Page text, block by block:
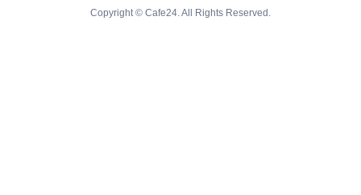
Copyright © Cafe24. All Rights Reserved.